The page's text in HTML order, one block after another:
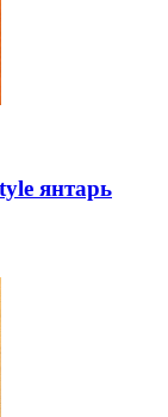
янтарь